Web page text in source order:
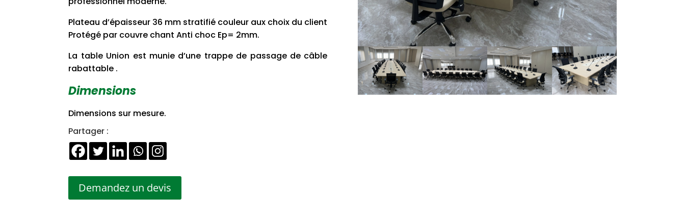
Plateau d’épaisseur 36 mm stratifié couleur aux choix du client
Protégé par couvre chant Anti choc Ep= 2mm.
La table Union est munie d’une trappe de passage de câble
rabattable .
Dimensions
Dimensions sur mesure.
Partager :
Demandez un devis